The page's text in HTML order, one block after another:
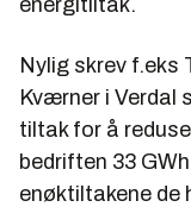
energitiltak.
Nylig skrev f.eks
Kværner i Verdal
tiltak for å
bedriften 33
enøktiltakene de